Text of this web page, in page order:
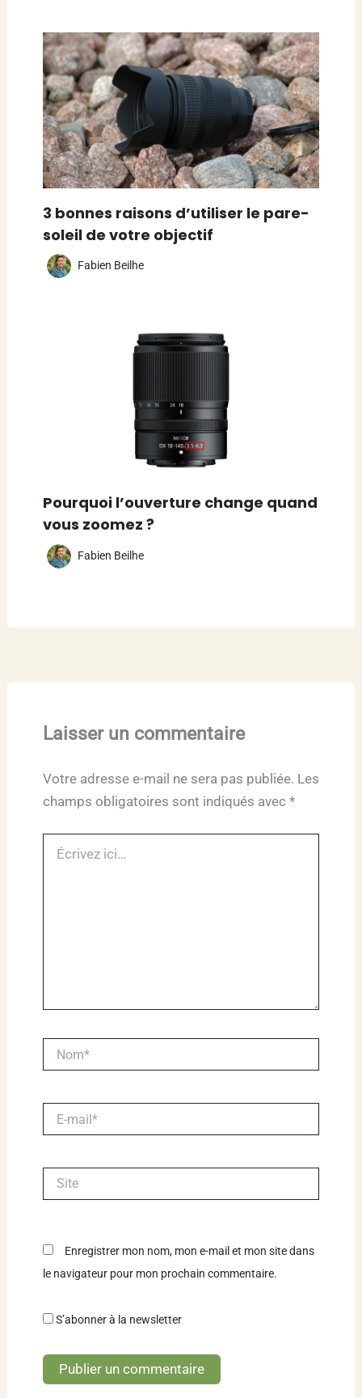
3 bonnes raisons d’utiliser le pare-
soleil de votre objectif
Fabien Beilhe
Pourquoi l’ouverture change quand
vous zoomez ?
Fabien Beilhe
Laisser un commentaire
Votre adresse e-mail ne sera pas publiée. Les
champs obligatoires sont indiqués avec *
ici…
mail*
Enregistrer mon nom, mon e-mail et mon site dans
le navigateur pour mon prochain commentaire.
S’abonner à la newsletter